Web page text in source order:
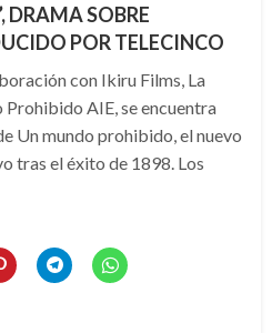
DRAMA SOBRE
POR TELECINCO
con Ikiru Films, La
AIE, se encuentra
Un mundo prohibido, el nuevo
tras el éxito de 1898. Los